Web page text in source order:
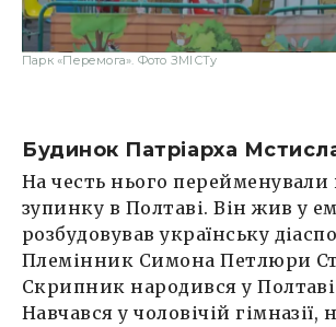
Парк «Перемога». Фото ЗМІСТу
Будинок Патріарха
На честь нього
зупинку в Полтаві. Він жив у
розбудовував українську
Племінник Симона Петлюри
Скрипник народився у Полтаві
Навчався у чоловічій гімназії,